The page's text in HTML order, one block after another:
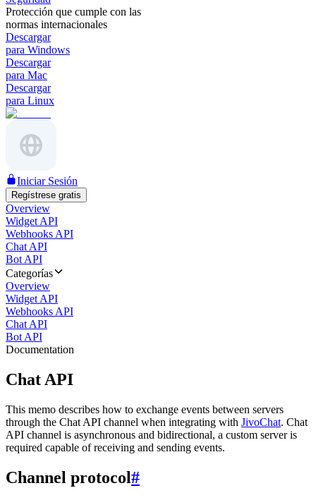
Protección que cumple con las
normas internacionales
Descargar
para Windows
Descargar
para Mac
Descargar
para Linux
Iniciar Sesión
Regístrese gratis
Overview
Widget API
Webhooks API
Chat API
Bot API
Categorías
Overview
Widget API
Webhooks API
Chat API
Bot API
Documentation
Chat API
This memo describes how to exchange events between servers
through the Chat API channel when integrating with JivoChat. Chat
API channel is asynchronous and bidirectional, a custom server is
required capable of receiving and sending events.
Channel protocol#